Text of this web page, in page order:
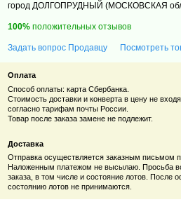
город ДОЛГОПРУДНЫЙ (МОСКОВСКАЯ
100% положительных отзывов
Задать вопрос Продавцу Посмотреть
Оплата
Способ оплаты: карта Сбербанка.
Стоимость доставки и конверта в цену не
согласно тарифам почты России.
Товар после заказа замене не подлежит.
Доставка
Отправка осуществляется заказным письмом
Наложенным платежом не высылаю. Просьба
заказа, в том числе и состояние лотов. После
состоянию лотов не принимаются.